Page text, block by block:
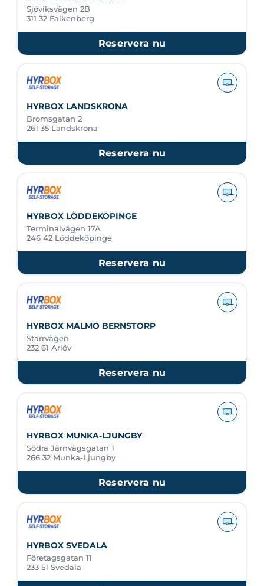
Sjöviksvägen 2B
311 32 Falkenberg
Reservera nu
HYRBOX LANDSKRONA
Bromsgatan 2
261 35 Landskrona
Reservera nu
HYRBOX LÖDDEKÖPINGE
Terminalvägen 17A
246 42 Löddeköpinge
Reservera nu
HYRBOX MALMÖ BERNSTORP
Starrvägen
232 61 Arlöv
Reservera nu
HYRBOX MUNKA-LJUNGBY
Södra Järnvägsgatan 1
266 32 Munka-Ljungby
Reservera nu
HYRBOX SVEDALA
Företagsgatan 11
233 51 Svedala